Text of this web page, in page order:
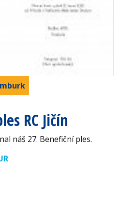
RC Jičín
náš 27. Benefiční ples.